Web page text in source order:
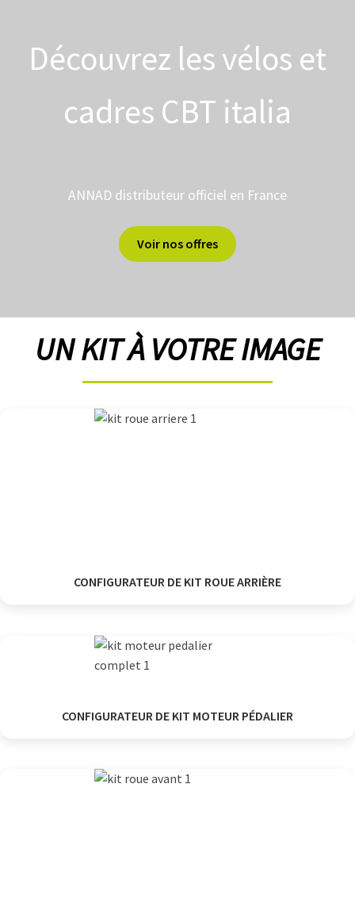
Découvrez les vélos et
cadres CBT italia
ANNAD distributeur officiel en France
Voir nos offres
UN KIT À VOTRE IMAGE
CONFIGURATEUR DE KIT ROUE ARRIÈRE
CONFIGURATEUR DE KIT MOTEUR PÉDALIER